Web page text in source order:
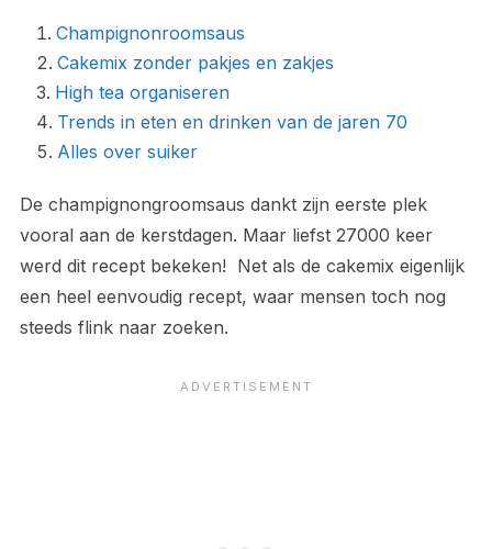
Champignonroomsaus
Cakemix zonder pakjes en zakjes
High tea organiseren
Trends in eten en drinken van de jaren 70
Alles over suiker
De champignongroomsaus dankt zijn eerste plek
vooral aan de kerstdagen. Maar liefst 27000 keer
werd dit recept bekeken! Net als de cakemix eigenlijk
een heel eenvoudig recept, waar mensen toch nog
steeds flink naar zoeken.